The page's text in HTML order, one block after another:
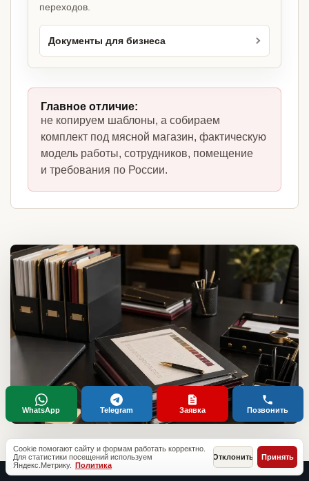
переходов.
Документы для бизнеса
Главное отличие:
не копируем шаблоны, а собираем
комплект под мясной магазин, фактическую
модель работы, сотрудников, помещение
и требования по России.
Cookie помогают сайту и формам работать корректно.
Для статистики посещений используем
Яндекс.Метрику. Политика
Отклонить Принять
WhatsApp Telegram Заявка Позвонить